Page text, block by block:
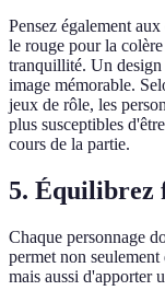
Pensez également
le rouge pour la
tranquillité. Un design
image mémorable.
jeux de rôle, les
plus susceptibles
cours de la partie.
5. Équilibrez
Chaque personnage
permet non
mais aussi d'apporter